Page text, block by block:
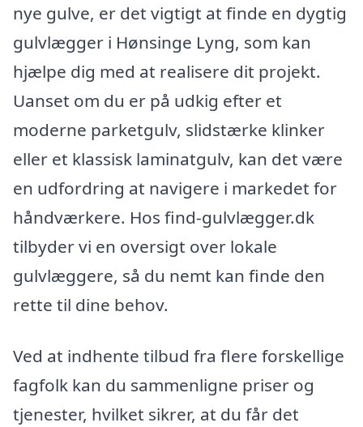
nye gulve, er det vigtigt at finde en dygtig
gulvlægger i Hønsinge Lyng, som kan
hjælpe dig med at realisere dit projekt.
Uanset om du er på udkig efter et
moderne parketgulv, slidstærke klinker
eller et klassisk laminatgulv, kan det være
en udfordring at navigere i markedet for
håndværkere. Hos find-gulvlægger.dk
tilbyder vi en oversigt over lokale
gulvlæggere, så du nemt kan finde den
rette til dine behov.
Ved at indhente tilbud fra flere forskellige
fagfolk kan du sammenligne priser og
tjenester, hvilket sikrer, at du får det